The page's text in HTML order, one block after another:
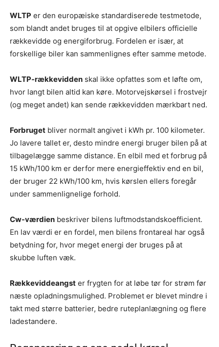
WLTP er den europæiske standardiserede testmetode,
som blandt andet bruges til at opgive elbilers officielle
rækkevidde og energiforbrug. Fordelen er især, at
forskellige biler kan sammenlignes efter samme metode.
WLTP-rækkevidden skal ikke opfattes som et løfte om,
hvor langt bilen altid kan køre. Motorvejskørsel i frostvejr
(og meget andet) kan sende rækkevidden mærkbart ned.
Forbruget bliver normalt angivet i kWh pr. 100 kilometer.
Jo lavere tallet er, desto mindre energi bruger bilen på at
tilbagelægge samme distance. En elbil med et forbrug på
15 kWh/100 km er derfor mere energieffektiv end en bil,
der bruger 22 kWh/100 km, hvis kørslen ellers foregår
under sammenlignelige forhold.
Cw-værdien beskriver bilens luftmodstandskoefficient.
En lav værdi er en fordel, men bilens frontareal har også
betydning for, hvor meget energi der bruges på at
skubbe luften væk.
Rækkeviddeangst er frygten for at løbe tør for strøm før
næste opladningsmulighed. Problemet er blevet mindre i
takt med større batterier, bedre ruteplanlægning og flere
ladestandere.